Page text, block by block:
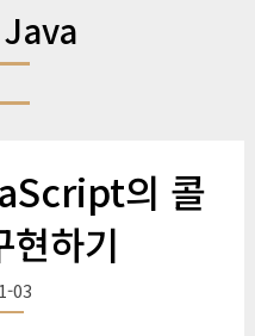
Java
의 콜
현하기
03